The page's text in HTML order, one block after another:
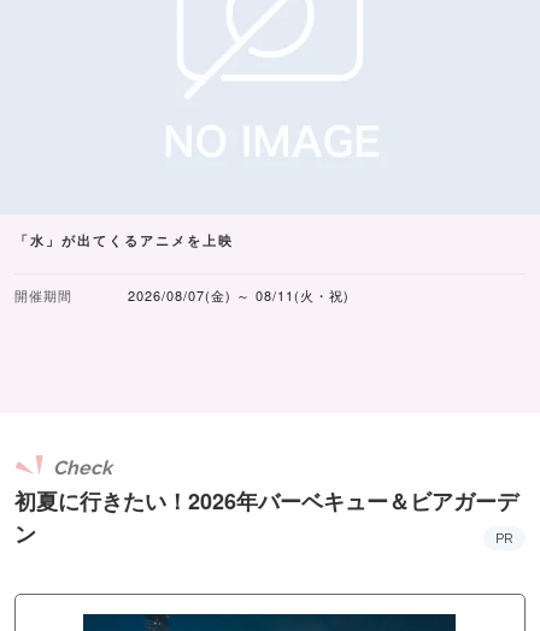
「水」が出てくるアニメを上映
開催期間 2026/08/07(金) ～ 08/11(火・祝)
初夏に行きたい！2026年バーベキュー＆ビアガーデ
ン
Check
PR